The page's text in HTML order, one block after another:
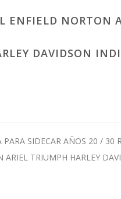
ENFIELD NORTON
DAVIDSON
PARA SIDECAR AÑOS 20 / 30
ARIEL TRIUMPH HARLEY